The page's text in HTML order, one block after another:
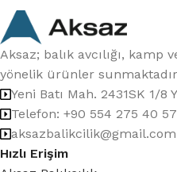
Aksaz; balık avcılığı,
yönelik ürünler
Yeni Batı Mah. 2431SK 1/
Telefon: +90 554 275 40 57
aksazbalikcilik@gmail.com
Hızlı Erişim